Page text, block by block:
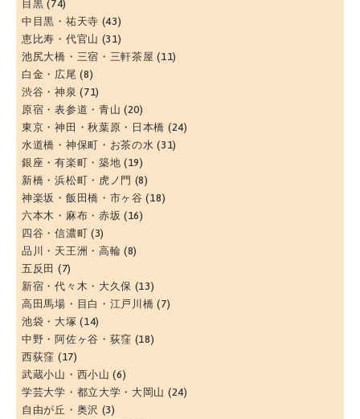
目黒 (74)
中目黒・祐天寺 (43)
恵比寿・代官山 (31)
池尻大橋・三宿・三軒茶屋 (11)
白金・広尾 (8)
渋谷・神泉 (71)
原宿・表参道・青山 (20)
東京・神田・秋葉原・日本橋 (24)
水道橋・神保町・お茶の水 (31)
銀座・有楽町・築地 (19)
新橋・浜松町・虎ノ門 (8)
神楽坂・飯田橋・市ヶ谷 (18)
六本木・麻布・赤坂 (16)
四谷・信濃町 (3)
品川・天王洲・高輪 (8)
五反田 (7)
新宿・代々木・大久保 (13)
高田馬場・目白・江戸川橋 (7)
池袋・大塚 (14)
中野・阿佐ヶ谷・荻窪 (18)
西荻窪 (17)
武蔵小山・西小山 (6)
学芸大学・都立大学・大岡山 (24)
自由が丘・奥沢 (3)